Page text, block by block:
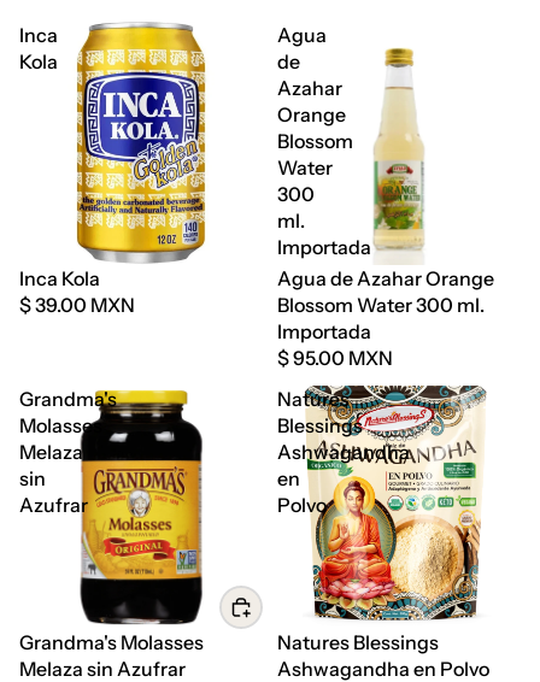
Inca
Kola
Agotado
Inca Kola
$ 39.00 MXN
Agua
de
Azahar
Orange
Blossom
Water
300
ml.
Importada
Agua de Azahar Orange
Blossom Water 300 ml.
Importada
$ 95.00 MXN
Grandma's
Molasses
Melaza
sin
Azufrar
Grandma's Molasses
Melaza sin Azufrar
Natures
Blessings
Ashwagandha
en
Polvo
Natures Blessings
Ashwagandha en Polvo